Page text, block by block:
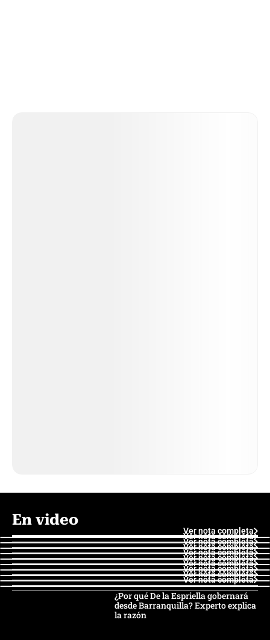
En video
Ver nota completa
Ver nota completa
Ver nota completa
Ver nota completa
Ver nota completa
Ver nota completa
Ver nota completa
Ver nota completa
Ver nota completa
Ver nota completa
¿Por qué De la Espriella gobernará
desde Barranquilla? Experto explica
la razón